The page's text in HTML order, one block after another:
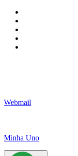
Webmail
Minha Uno